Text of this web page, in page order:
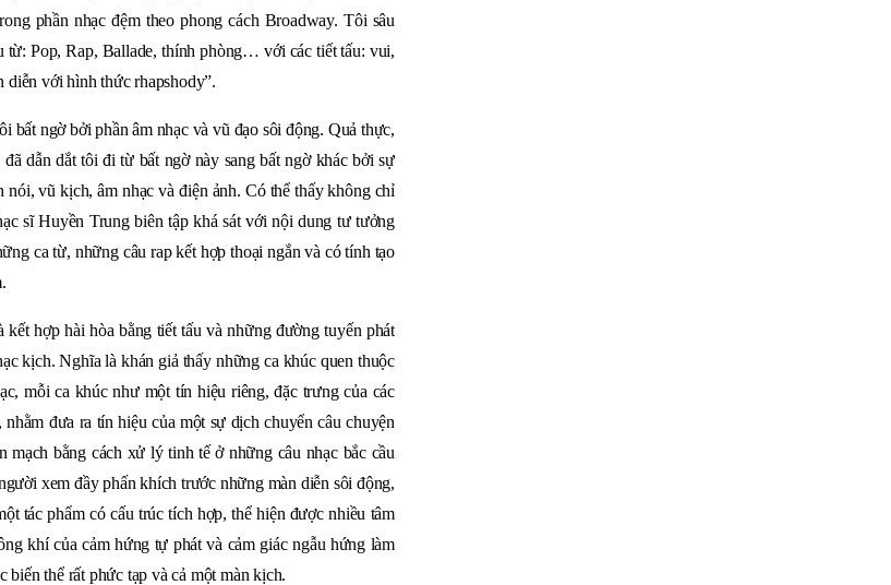
phần nhạc đệm theo phong cách Broadway. Tôi sâu
từ: Pop, Rap, Ballade, thính phòng… với các tiết tấu: vui,
diễn với hình thức rhapshody”.
bất ngờ bởi phần âm nhạc và vũ đạo sôi động. Quả thực,
dẫn dắt tôi đi từ bất ngờ này sang bất ngờ khác bởi sự
vũ kịch, âm nhạc và điện ảnh. Có thể thấy không chỉ
sĩ Huyền Trung biên tập khá sát với nội dung tư tưởng
ca từ, những câu rap kết hợp thoại ngắn và có tính tạo
hợp hài hòa bằng tiết tấu và những đường tuyến phát
kịch. Nghĩa là khán giả thấy những ca khúc quen thuộc
mỗi ca khúc như một tín hiệu riêng, đặc trưng của các
đưa ra tín hiệu của một sự dịch chuyển câu chuyện
bằng cách xử lý tinh tế ở những câu nhạc bắc cầu
xem đầy phấn khích trước những màn diễn sôi động,
tác phẩm có cấu trúc tích hợp, thể hiện được nhiều tâm
khí của cảm hứng tự phát và cảm giác ngẫu hứng làm
thể rất phức tạp và cả một màn kịch.